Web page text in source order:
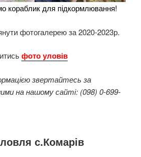
кораблик для підкормлювання!
фотогалерею за 2020-2023р.
фото уловів
звертайтесь за
на нашому сайті: (098) 0-699-
с.Комарів